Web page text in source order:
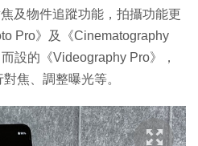
及物件追蹤功能，拍攝功能更
Pro》及《Cinematography
設的《Videography Pro》，
焦、調整曝光等。